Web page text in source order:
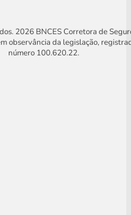
2026 BNCES Corretora de
observância da legislação,
número 100.620.22.